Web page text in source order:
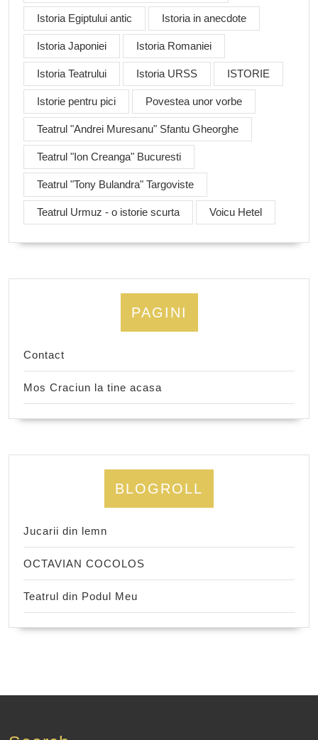
Istoria Egiptului antic Istoria in anecdote
Istoria Japoniei Istoria Romaniei
Istoria Teatrului Istoria URSS ISTORIE
Istorie pentru pici Povestea unor vorbe
Teatrul "Andrei Muresanu" Sfantu Gheorghe
Teatrul "Ion Creanga" Bucuresti
Teatrul "Tony Bulandra" Targoviste
Teatrul Urmuz - o istorie scurta Voicu Hetel
PAGINI
Contact
Mos Craciun la tine acasa
BLOGROLL
Jucarii din lemn
OCTAVIAN COCOLOS
Teatrul din Podul Meu